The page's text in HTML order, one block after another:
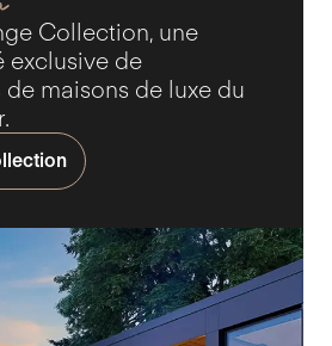
Collection, une
exclusive de
maisons de luxe du